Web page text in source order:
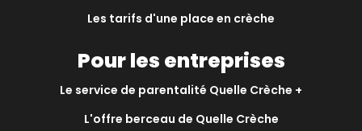
Les tarifs d'une place en crèche
Pour les entreprises
Le service de parentalité Quelle Crèche +
L'offre berceau de Quelle Crèche